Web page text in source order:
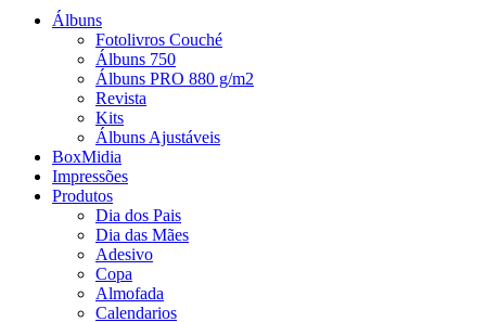
Álbuns
Fotolivros Couché
Álbuns 750
Álbuns PRO 880 g/m2
Revista
Kits
Álbuns Ajustáveis
BoxMidia
Impressões
Produtos
Dia dos Pais
Dia das Mães
Adesivo
Copa
Almofada
Calendarios